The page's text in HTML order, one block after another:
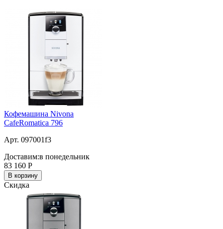
Кофемашина Nivona
CafeRomatica 796
Арт. 097001f3
Доставим:в понедельник
83 160 Р
В корзину
Скидка